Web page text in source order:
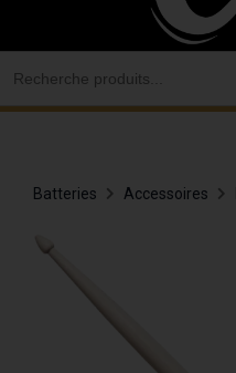
Batteries Accessoires